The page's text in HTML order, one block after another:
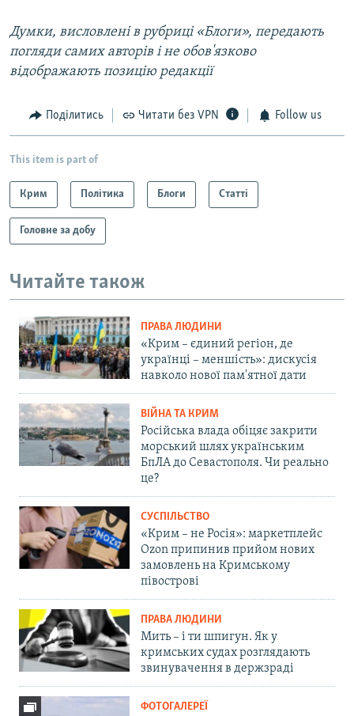
Думки, висловлені в рубриці «Блоги», передають
погляди самих авторів і не обов'язково
відображають позицію редакції
Поділитись Читати без VPN Follow us
This item is part of
Крим Політика Блоги Статті
Головне за добу
Читайте також
ПРАВА ЛЮДИНИ
«Крим – єдиний регіон, де
українці – меншість»: дискусія
навколо нової пам'ятної дати
ВІЙНА ТА КРИМ
Російська влада обіцяє закрити
морський шлях українським
БпЛА до Севастополя. Чи реально
це?
СУСПІЛЬСТВО
«Крим – не Росія»: маркетплейс
Ozon припинив прийом нових
замовлень на Кримському
півострові
ПРАВА ЛЮДИНИ
Мить – і ти шпигун. Як у
кримських судах розглядають
звинувачення в держзраді
ФОТОГАЛЕРЕЇ